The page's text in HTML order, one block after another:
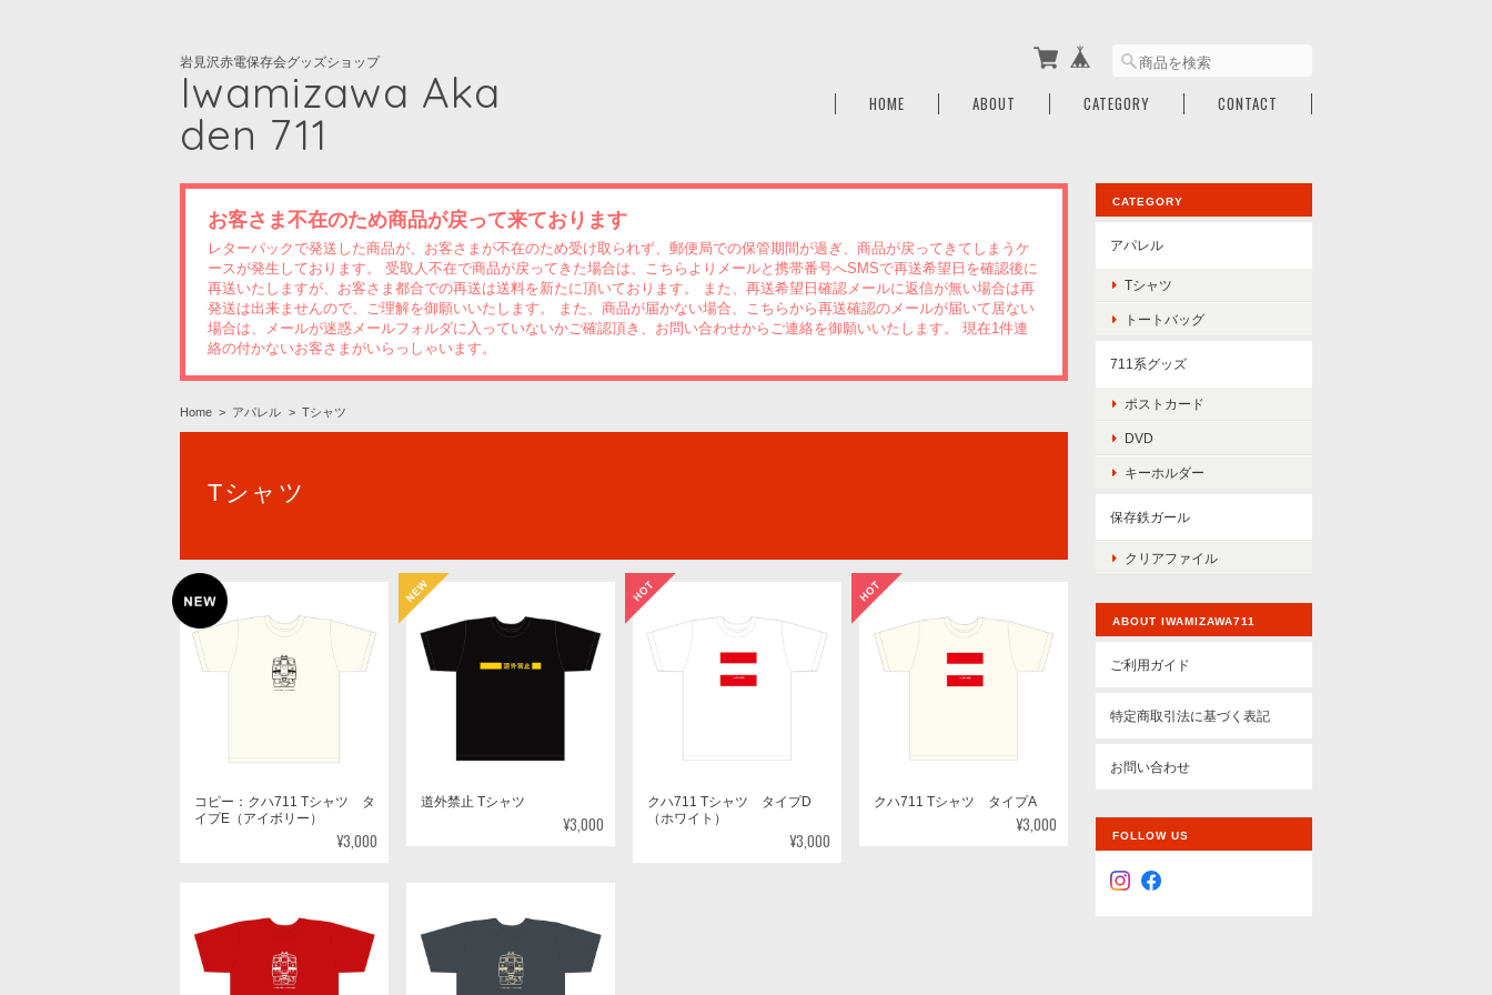
岩見沢赤電保存会グッズショップ
Iwamizawa Aka
den 711
HOME ABOUT CATEGORY CONTACT
お客さま不在のため商品が戻って来ております
レターパックで発送した商品が、お客さまが不在のため受け取られず、郵便局での保管期間が過ぎ、商品が戻ってきてしまうケ
ースが発生しております。 受取人不在で商品が戻ってきた場合は、こちらよりメールと携帯番号へSMSで再送希望日を確認後に
再送いたしますが、お客さま都合での再送は送料を新たに頂いております。 また、再送希望日確認メールに返信が無い場合は再
発送は出来ませんので、ご理解を御願いいたします。 また、商品が届かない場合、こちらから再送確認のメールが届いて居ない
場合は、メールが迷惑メールフォルダに入っていないかご確認頂き、お問い合わせからご連絡を御願いいたします。 現在1件連
絡の付かないお客さまがいらっしゃいます。
Home アパレル Tシャツ
Tシャツ
コピー：クハ711 Tシャツ タ
イプE（アイボリー）
¥3,000
道外禁止 Tシャツ
¥3,000
クハ711 Tシャツ タイプD
（ホワイト）
¥3,000
クハ711 Tシャツ タイプA
¥3,000
CATEGORY
アパレル
Tシャツ
トートバッグ
711系グッズ
ポストカード
DVD
キーホルダー
保存鉄ガール
クリアファイル
ABOUT IWAMIZAWA711
ご利用ガイド
特定商取引法に基づく表記
お問い合わせ
FOLLOW US